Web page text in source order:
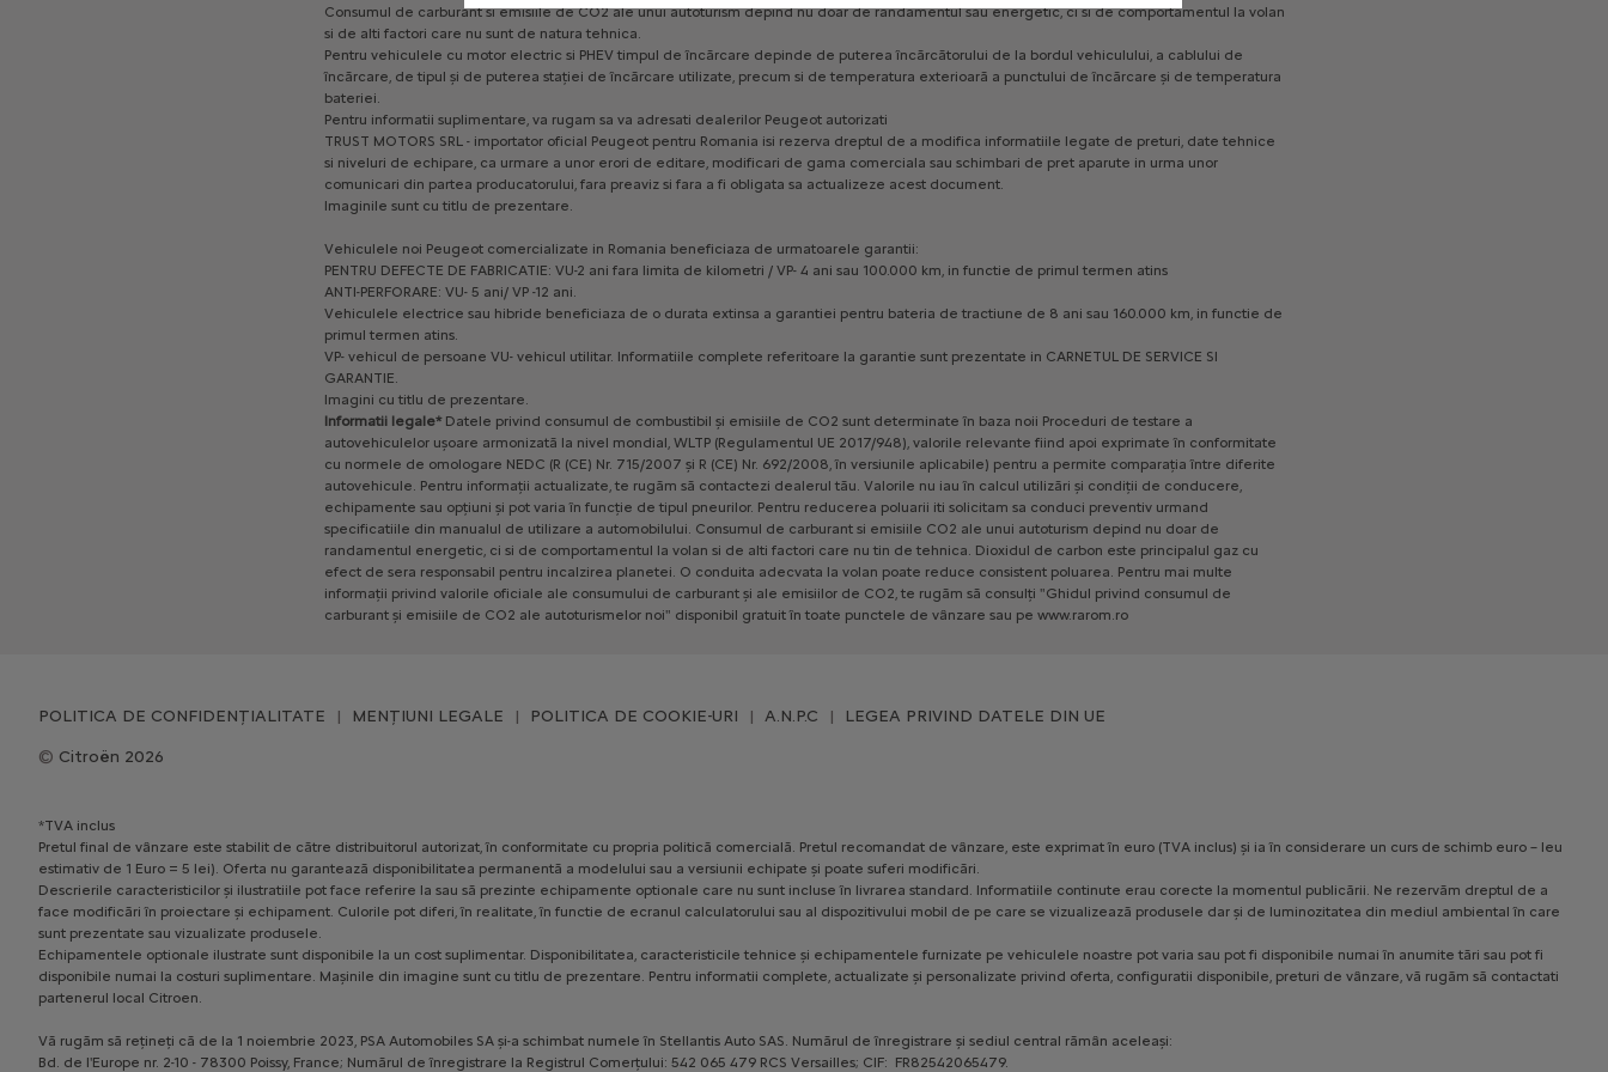
progresiva (dubla – fata / simpla –
spate)
ecran HD tactil 10" + Bluetooth +
Mirror Screen fara fir (interfata Apple
Mai multe detalii
Caracteristici principale
Scaune fata incalzite + scaun sofer
sofer si pasager fata cu reglaj
manual pe inaltime
Faruri cu aprindere automata
C4 X MAX
Lumini cu aprindere automata si
Consumul de carburant si emisiile de CO2 ale unui autoturism depind nu doar de randamentul său energetic, ci si de comportamentul la volan
si de alti factori care nu sunt de natura tehnica.
Pentru vehiculele cu motor electric si PHEV timpul de încărcare depinde de puterea încărcătorului de la bordul vehiculului, a cablului de
încărcare, de tipul și de puterea stației de încărcare utilizate, precum si de temperatura exterioară a punctului de încărcare și de temperatura
bateriei.
Pentru informatii suplimentare, va rugam sa va adresati dealerilor Peugeot autorizati
TRUST MOTORS SRL - importator oficial Peugeot pentru Romania isi rezerva dreptul de a modifica informatiile legate de preturi, date tehnice
si niveluri de echipare, ca urmare a unor erori de editare, modificari de gama comerciala sau schimbari de pret aparute in urma unor
comunicari din partea producatorului, fara preaviz si fara a fi obligata sa actualizeze acest document.
Imaginile sunt cu titlu de prezentare.
Vehiculele noi Peugeot comercializate in Romania beneficiaza de urmatoarele garantii:
PENTRU DEFECTE DE FABRICATIE: VU-2 ani fara limita de kilometri / VP- 4 ani sau 100.000 km, in functie de primul termen atins
ANTI-PERFORARE: VU- 5 ani/ VP -12 ani.
Vehiculele electrice sau hibride beneficiaza de o durata extinsa a garantiei pentru bateria de tractiune de 8 ani sau 160.000 km, in functie de
primul termen atins.
VP- vehicul de persoane VU- vehicul utilitar. Informatiile complete referitoare la garantie sunt prezentate in CARNETUL DE SERVICE SI
GARANTIE.
Imagini cu titlu de prezentare.
Informatii legale* Datele privind consumul de combustibil și emisiile de CO2 sunt determinate în baza noii Proceduri de testare a
autovehiculelor ușoare armonizată la nivel mondial, WLTP (Regulamentul UE 2017/948), valorile relevante fiind apoi exprimate în conformitate
cu normele de omologare NEDC (R (CE) Nr. 715/2007 și R (CE) Nr. 692/2008, în versiunile aplicabile) pentru a permite comparația între diferite
autovehicule. Pentru informații actualizate, te rugăm să contactezi dealerul tău. Valorile nu iau în calcul utilizări și condiții de conducere,
echipamente sau opțiuni și pot varia în funcție de tipul pneurilor. Pentru reducerea poluarii iti solicitam sa conduci preventiv urmand
specificatiile din manualul de utilizare a automobilului. Consumul de carburant si emisiile CO2 ale unui autoturism depind nu doar de
randamentul energetic, ci si de comportamentul la volan si de alti factori care nu tin de tehnica. Dioxidul de carbon este principalul gaz cu
efect de sera responsabil pentru incalzirea planetei. O conduita adecvata la volan poate reduce consistent poluarea. Pentru mai multe
informații privind valorile oficiale ale consumului de carburant și ale emisiilor de CO2, te rugăm să consulți "Ghidul privind consumul de
carburant și emisiile de CO2 ale autoturismelor noi" disponibil gratuit în toate punctele de vânzare sau pe www.rarom.ro
Citroën 2026
POLITICA DE CONFIDENȚIALITATE MENȚIUNI LEGALE POLITICA DE COOKIE-URI A.N.P.C LEGEA PRIVIND DATELE DIN UE
*TVA inclus
Pretul final de vânzare este stabilit de către distribuitorul autorizat, în conformitate cu propria politică comercială. Pretul recomandat de vânzare, este exprimat în euro (TVA inclus) și ia în considerare un curs de schimb euro – leu
estimativ de 1 Euro = 5 lei). Oferta nu garantează disponibilitatea permanentă a modelului sau a versiunii echipate și poate suferi modificări.
Descrierile caracteristicilor și ilustratiile pot face referire la sau să prezinte echipamente optionale care nu sunt incluse în livrarea standard. Informatiile continute erau corecte la momentul publicării. Ne rezervăm dreptul de a
face modificări în proiectare și echipament. Culorile pot diferi, în realitate, în functie de ecranul calculatorului sau al dispozitivului mobil de pe care se vizualizează produsele dar și de luminozitatea din mediul ambiental în care
sunt prezentate sau vizualizate produsele.
Echipamentele optionale ilustrate sunt disponibile la un cost suplimentar. Disponibilitatea, caracteristicile tehnice și echipamentele furnizate pe vehiculele noastre pot varia sau pot fi disponibile numai în anumite tări sau pot fi
disponibile numai la costuri suplimentare. Mașinile din imagine sunt cu titlu de prezentare. Pentru informatii complete, actualizate și personalizate privind oferta, configuratii disponibile, preturi de vânzare, vă rugăm să contactati
partenerul local Citroen.
Vă rugăm să rețineți că de la 1 noiembrie 2023, PSA Automobiles SA și-a schimbat numele în Stellantis Auto SAS. Numărul de înregistrare și sediul central rămân aceleași:
Bd. de l'Europe nr. 2-10 - 78300 Poissy, France; Numărul de înregistrare la Registrul Comerțului: 542 065 479 RCS Versailles; CIF: FR82542065479.